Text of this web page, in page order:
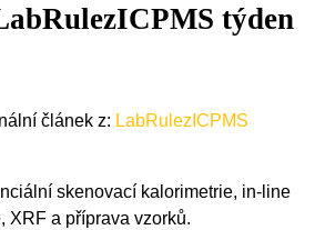
týden
článek z: LabRulezICPMS
skenovací kalorimetrie, in-line
XRF a příprava vzorků.